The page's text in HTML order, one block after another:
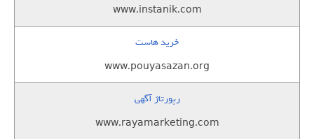
www.instanik.com
خرید هاست
www.pouyasazan.org
رپورتاژ آگهی
www.rayamarketing.com